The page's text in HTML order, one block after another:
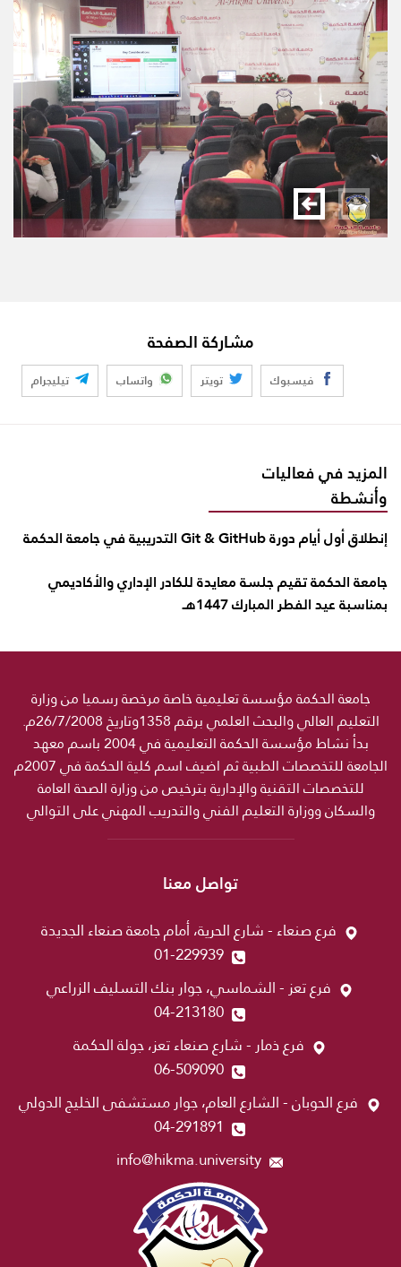
مشاركة الصفحة
فيسبوك تويتر واتساب تيليجرام
المزيد في فعاليات
وأنشطة
إنطلاق أول أيام دورة Git & GitHub التدريبية في جامعة الحكمة
جامعة الحكمة تقيم جلسة معايدة للكادر الإداري والأكاديمي
بمناسبة عيد الفطر المبارك 1447هـ
جامعة الحكمة مؤسسة تعليمية خاصة مرخصة رسميا من وزارة
التعليم العالي والبحث العلمي برقم 1358وتاريخ 26/7/2008م.
بدأ نشاط مؤسسة الحكمة التعليمية في 2004 باسم معهد
الجامعة للتخصصات الطبية ثم اضيف اسم كلية الحكمة في 2007م
للتخصصات التقنية والإدارية بترخيص من وزارة الصحة العامة
والسكان ووزارة التعليم الفني والتدريب المهني على التوالي
تواصل معنا
فرع صنعاء - شارع الحرية، أمام جامعة صنعاء الجديدة
01-229939
فرع تعز - الشماسي، جوار بنك التسليف الزراعي
04-213180
فرع ذمار - شارع صنعاء تعز، جولة الحكمة
06-509090
فرع الحوبان - الشارع العام، جوار مستشفى الخليج الدولي
04-291891
info@hikma.university